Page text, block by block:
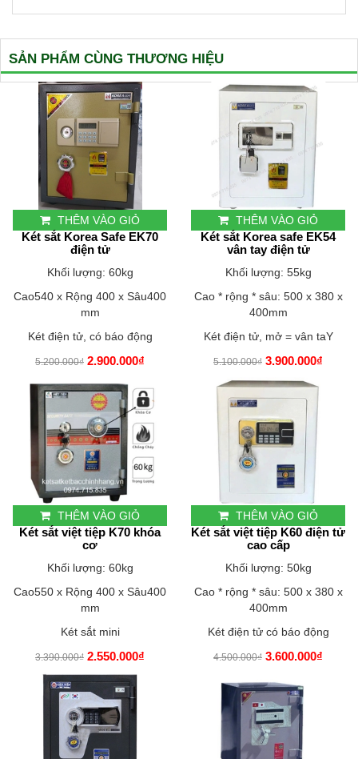
SẢN PHẨM CÙNG THƯƠNG HIỆU
THÊM VÀO GIỎ
Két sắt Korea Safe EK70
điện tử
Khối lượng: 60kg
Cao540 x Rộng 400 x Sâu400
mm
Két điện tử, có báo động
5.200.000₫ 2.900.000₫
THÊM VÀO GIỎ
Két sắt Korea safe EK54
vân tay điện tử
Khối lượng: 55kg
Cao * rộng * sâu: 500 x 380 x
400mm
Két điện tử, mở = vân taY
5.100.000₫ 3.900.000₫
THÊM VÀO GIỎ
Két sắt việt tiệp K70 khóa
cơ
Khối lượng: 60kg
Cao550 x Rộng 400 x Sâu400
mm
Két sắt mini
3.390.000₫ 2.550.000₫
THÊM VÀO GIỎ
Két sắt việt tiệp K60 điện tử
cao cấp
Khối lượng: 50kg
Cao * rộng * sâu: 500 x 380 x
400mm
Két điện tử có báo động
4.500.000₫ 3.600.000₫